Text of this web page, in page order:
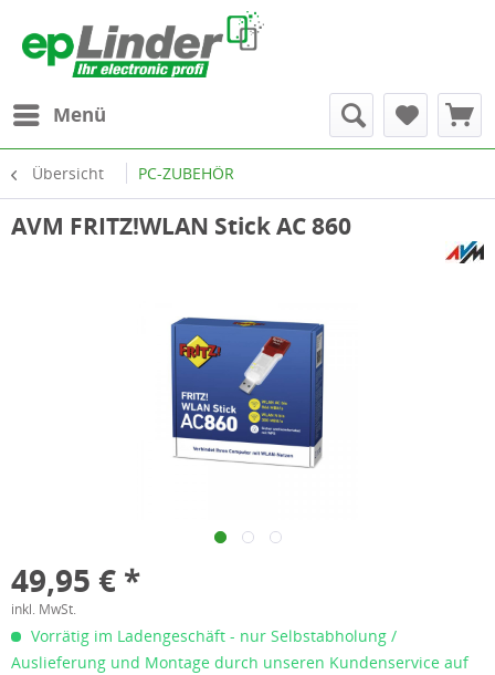
Menü
Übersicht PC-ZUBEHÖR
AVM FRITZ!WLAN Stick AC 860
49,95 € *
inkl. MwSt.
Vorrätig im Ladengeschäft - nur Selbstabholung /
Auslieferung und Montage durch unseren Kundenservice auf